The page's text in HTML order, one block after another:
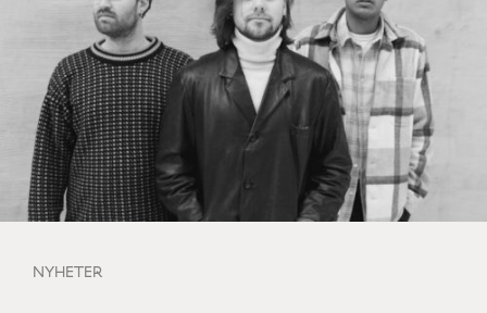
NYHETER